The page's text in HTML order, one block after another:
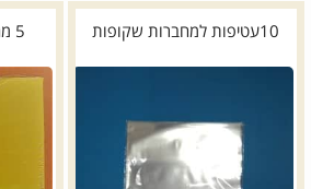
10עטיפות למחברות שקופות 5 מחברות 40 דף חשבון.